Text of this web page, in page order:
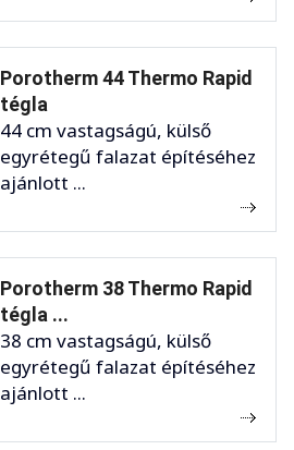
Porotherm 44 Thermo Rapid
tégla
44 cm vastagságú, külső
egyrétegű falazat építéséhez
ajánlott ...
Porotherm 38 Thermo Rapid
tégla ...
38 cm vastagságú, külső
egyrétegű falazat építéséhez
ajánlott ...